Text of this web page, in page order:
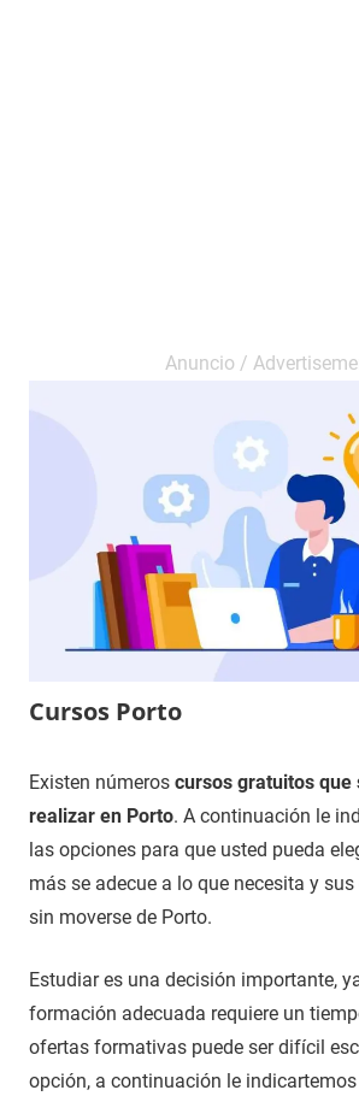
Cursos Porto
14
de
diciembre
2020
Maria
Cursos
en
Zamora
Existen números cursos gratuitos que
realizar en Porto. A continuación le
las opciones para que usted pueda
más se adecue a lo que necesita y
sin moverse de Porto.
Estudiar es una decisión importante,
formación adecuada requiere un
ofertas formativas puede ser difícil
opción, a continuación le